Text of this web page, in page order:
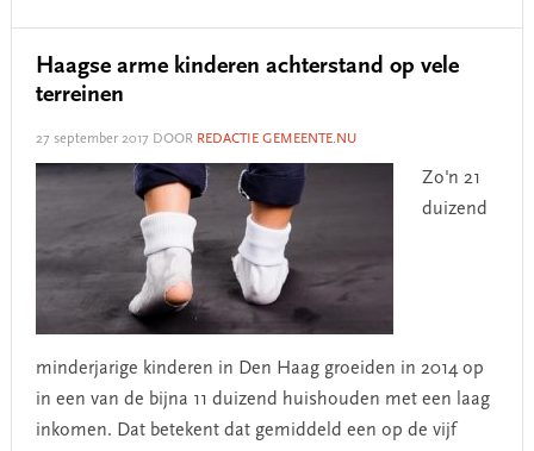
Haagse arme kinderen achterstand op vele
terreinen
27 september 2017 DOOR REDACTIE GEMEENTE.NU
Zo'n 21
duizend
minderjarige kinderen in Den Haag groeiden in 2014 op
in een van de bijna 11 duizend huishouden met een laag
inkomen. Dat betekent dat gemiddeld een op de vijf